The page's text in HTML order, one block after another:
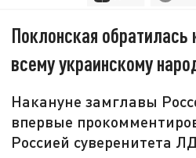
Поклонская обратилась
всему украинскому
Накануне замглавы
впервые
Россией суверенитета